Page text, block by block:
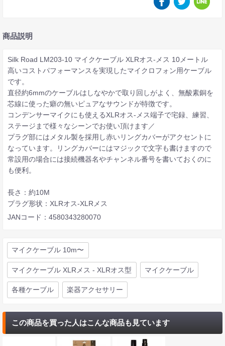
商品説明
Silk Road LM203-10 マイクケーブル XLRオス-メス 10メートル
高いコストパフォーマンスを実現したマイクロフォン用ケーブル
です。
直径約6mmのケーブルはしなやかで取り回しがよく、無酸素銅を
芯線に使った癖の無いピュアなサウンドが特徴です。
コンデンサーマイクにも使えるXLRオス-メス端子で宅録、練習、
ステージまで様々なシーンでお使い頂けます／
プラグ部にはメタル製を採用し赤いリングカバーがアクセントに
なっています。リングカバーにはマジックで文字も書けますので
常設用の場合には接続機器名やチャンネル番号を書いておくのに
も便利。
長さ：約10M
プラグ形状：XLRオス-XLRメス
JANコード：4580343280070
マイクケーブル 10m〜
マイクケーブル XLRメス - XLRオス型 マイクケーブル
各種ケーブル 楽器アクセサリー
この商品を買った人はこんな商品も見ています